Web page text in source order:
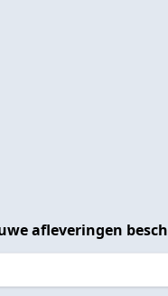
afleveringen